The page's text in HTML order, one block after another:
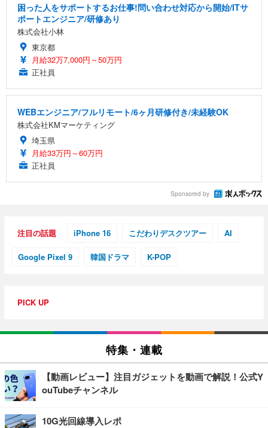
困った人をサポートするお仕事!問い合わせ対応から開始/ITサ
ポートエンジニア/研修あり
株式会社小林
東京都
月給32万7,000円～50万円
正社員
WEBエンジニア/フルリモート/6ヶ月研修付き/未経験OK
株式会社KMマーケティング
埼玉県
月給33万円～60万円
正社員
Sponsored by
注目の話題 iPhone 16 こだわりデスクツアー AI
Google Pixel 9 韓国ドラマ K-POP
PICK UP
特集・連載
【動画レビュー】注目ガジェットを動画で解説！公式Y
ouTubeチャンネル
10G光回線導入レポ